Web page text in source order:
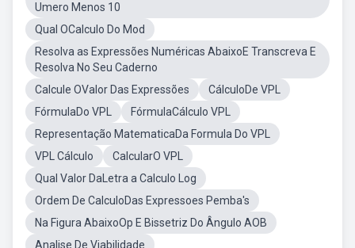
Umero Menos 10
Qual OCalculo Do Mod
Resolva as Expressões Numéricas AbaixoE Transcreva E
Resolva No Seu Caderno
Calcule OValor Das Expressões
CálculoDe VPL
FórmulaDo VPL
FórmulaCálculo VPL
Representação MatematicaDa Formula Do VPL
VPL Cálculo
CalcularO VPL
Qual Valor DaLetra a Calculo Log
Ordem De CalculoDas Expressoes Pemba's
Na Figura AbaixoOp E Bissetriz Do Ângulo AOB
Analise De Viabilidade